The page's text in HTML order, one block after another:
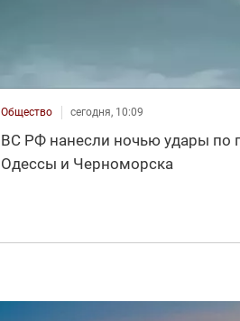
Общество сегодня, 10:09
ВС РФ нанесли ночью удары по
Одессы и Черноморска